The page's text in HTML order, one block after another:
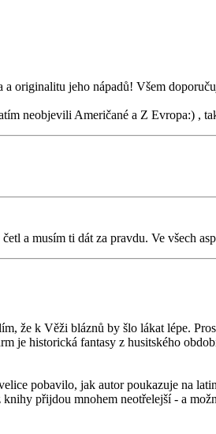
originalitu jeho nápadů! Všem
neobjevili Američané a Z Evropa:) ,
a musím ti dát za pravdu. Ve všech
že k Věži bláznů by šlo lákat lépe.
je historická fantasy z husitského
pobavilo, jak autor poukazuje na
přijdou mnohem neotřelejší - a